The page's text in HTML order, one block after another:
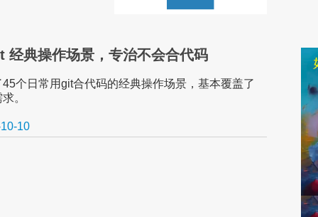
经典操作场景，专治不会合代码
个日常用git合代码的经典操作场景，基本覆盖了
。
10